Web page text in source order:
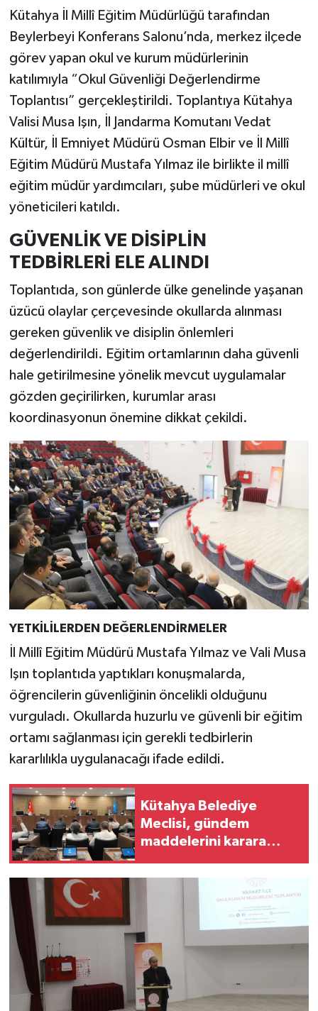
Kütahya İl Millî Eğitim Müdürlüğü tarafından
Beylerbeyi Konferans Salonu’nda, merkez ilçede
görev yapan okul ve kurum müdürlerinin
katılımıyla “Okul Güvenliği Değerlendirme
Toplantısı” gerçekleştirildi. Toplantıya Kütahya
Valisi Musa Işın, İl Jandarma Komutanı Vedat
Kültür, İl Emniyet Müdürü Osman Elbir ve İl Millî
Eğitim Müdürü Mustafa Yılmaz ile birlikte il millî
eğitim müdür yardımcıları, şube müdürleri ve okul
yöneticileri katıldı.
GÜVENLİK VE DİSİPLİN
TEDBİRLERİ ELE ALINDI
Toplantıda, son günlerde ülke genelinde yaşanan
üzücü olaylar çerçevesinde okullarda alınması
gereken güvenlik ve disiplin önlemleri
değerlendirildi. Eğitim ortamlarının daha güvenli
hale getirilmesine yönelik mevcut uygulamalar
gözden geçirilirken, kurumlar arası
koordinasyonun önemine dikkat çekildi.
YETKİLİLERDEN DEĞERLENDİRMELER
İl Millî Eğitim Müdürü Mustafa Yılmaz ve Vali Musa
Işın toplantıda yaptıkları konuşmalarda,
öğrencilerin güvenliğinin öncelikli olduğunu
vurguladı. Okullarda huzurlu ve güvenli bir eğitim
ortamı sağlanması için gerekli tedbirlerin
kararlılıkla uygulanacağı ifade edildi.
Kütahya Belediye
Meclisi, gündem
maddelerini karara
Gündem
Hisarcık
İlçeler
Köşe Yazıları
Kültür Sanat
Kütahya
Magazin
Otomobil
Pazarlar
Politika
Resmi İlan
Rüya Tabirleri
Sağlık
Şaphane
Simav
Siyaset
Spor
Tavşanlı
Teknoloji
Video Galeri
Yemek Tarifleri